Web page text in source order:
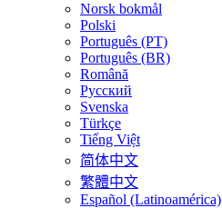
Norsk bokmål
Polski
Português (PT)
Português (BR)
Română
Русский
Svenska
Türkçe
Tiếng Việt
简体中文
繁體中文
Español (Latinoamérica)